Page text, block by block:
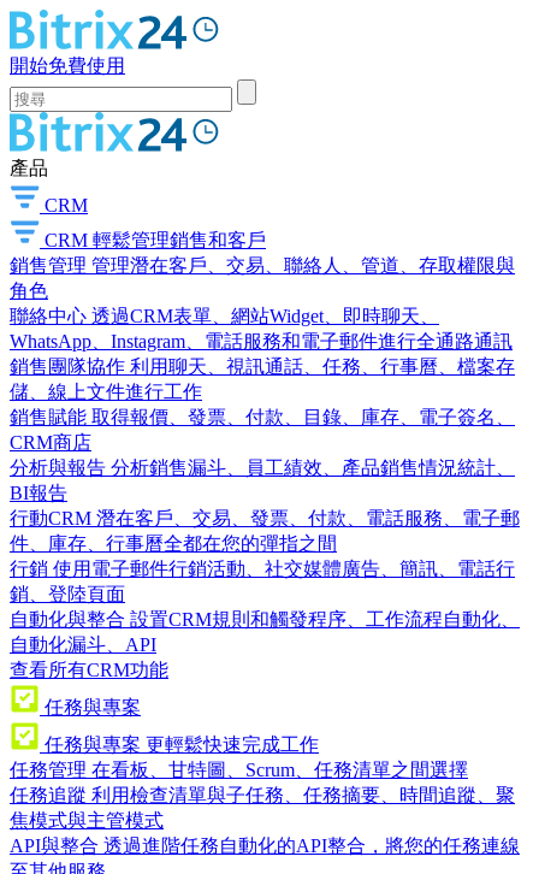
開始免費使用
產品
CRM
CRM 輕鬆管理銷售和客戶
銷售管理 管理潛在客戶、交易、聯絡人、管道、存取權限與
角色
聯絡中心 透過CRM表單、網站Widget、即時聊天、
WhatsApp、Instagram、電話服務和電子郵件進行全通路通訊
銷售團隊協作 利用聊天、視訊通話、任務、行事曆、檔案存
儲、線上文件進行工作
銷售賦能 取得報價、發票、付款、目錄、庫存、電子簽名、
CRM商店
分析與報告 分析銷售漏斗、員工績效、產品銷售情況統計、
BI報告
行動CRM 潛在客戶、交易、發票、付款、電話服務、電子郵
件、庫存、行事曆全都在您的彈指之間
行銷 使用電子郵件行銷活動、社交媒體廣告、簡訊、電話行
銷、登陸頁面
自動化與整合 設置CRM規則和觸發程序、工作流程自動化、
自動化漏斗、API
查看所有CRM功能
任務與專案
任務與專案 更輕鬆快速完成工作
任務管理 在看板、甘特圖、Scrum、任務清單之間選擇
任務追蹤 利用檢查清單與子任務、任務摘要、時間追蹤、聚
焦模式與主管模式
API與整合 透過進階任務自動化的API整合，將您的任務連線